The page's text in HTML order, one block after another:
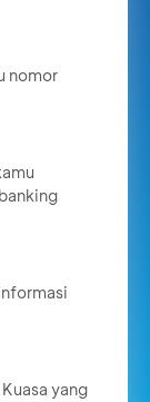
nomor
yang